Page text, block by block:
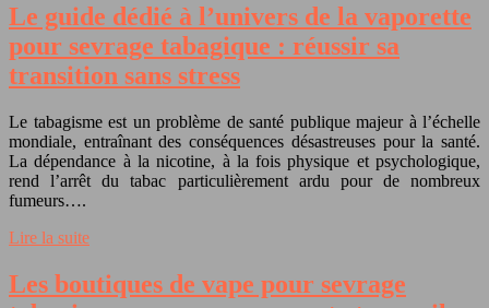
Le guide dédié à l’univers de la vaporette
pour sevrage tabagique : réussir sa
transition sans stress
Le tabagisme est un problème de santé publique majeur à l’échelle
mondiale, entraînant des conséquences désastreuses pour la santé.
La dépendance à la nicotine, à la fois physique et psychologique,
rend l’arrêt du tabac particulièrement ardu pour de nombreux
fumeurs….
Lire la suite
Les boutiques de vape pour sevrage